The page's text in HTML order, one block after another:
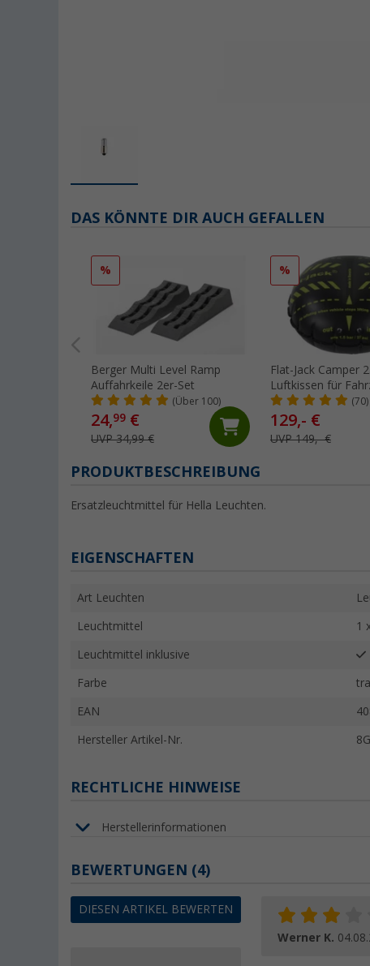
DAS KÖNNTE DIR AUCH GEFALLEN
%
Berger Multi Level Ramp
Auffahrkeile 2er-Set
(Über 100)
24,99 €
UVP 34,99 €
%
Flat-Jack Camper
Luftkissen für
Tonnen & bis 305
Reifenbreite
(70)
129,- €
UVP 149,- €
PRODUKTBESCHREIBUNG
Ersatzleuchtmittel für Hella Leuchten.
EIGENSCHAFTEN
Art Leuchten
Leuchtmittel 1
Leuchtmittel inklusive
Farbe
EAN
Hersteller Artikel-Nr.
RECHTLICHE HINWEISE
Herstellerinformationen
BEWERTUNGEN (4)
DIESEN ARTIKEL BEWERTEN
Werner K.